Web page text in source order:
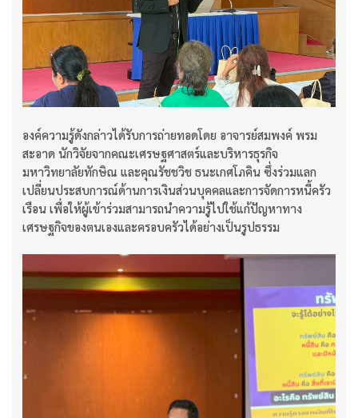
องค์ความรู้ดังกล่าวได้รับการถ่ายทอดโดย อาจารย์สมพงค์ พรม
สะอาด นักวิจัยจากคณะเศรษฐศาสตร์และบริหารธุรกิจ
มหาวิทยาลัยทักษิณ และคุณรัชชวิช ธนะเกศโภคิน ซึ่งร่วมแลก
เปลี่ยนประสบการณ์ด้านการเงินส่วนบุคคลและการจัดการหนี้ครัว
เรือน เพื่อให้ผู้เข้าร่วมสามารถนำความรู้ไปใช้แก้ปัญหาทาง
เศรษฐกิจของตนเองและครอบครัวได้อย่างเป็นรูปธรรม